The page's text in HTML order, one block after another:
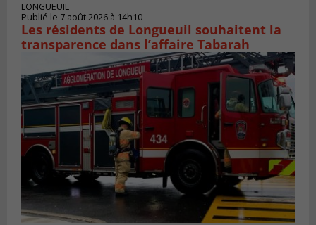
LONGUEUIL
Publié le 7 août 2026 à 14h10
Les résidents de Longueuil souhaitent la
transparence dans l’affaire Tabarah